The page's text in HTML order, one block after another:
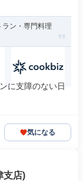
ン・専門料理
に支障のない日
気になる
支店)